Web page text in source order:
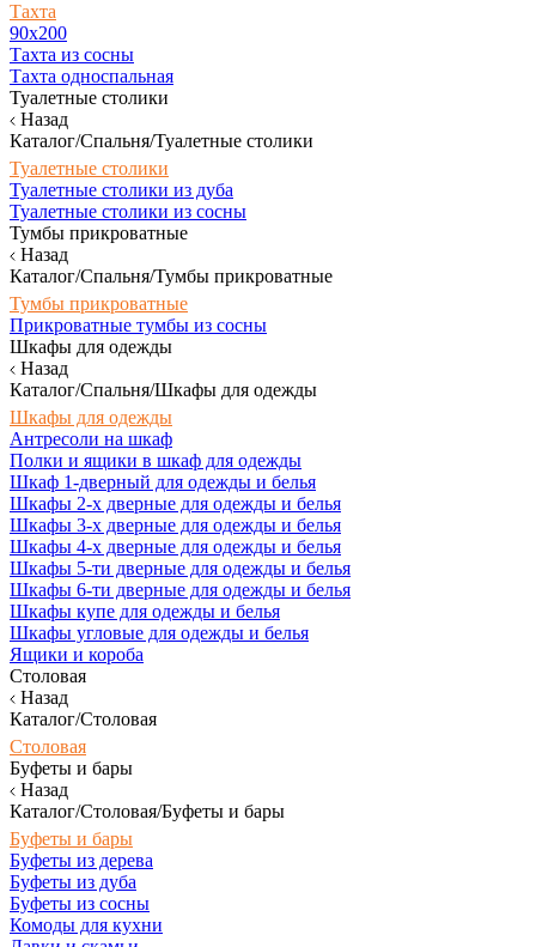
Тахта
90х200
Тахта из сосны
Тахта односпальная
Туалетные столики
Назад
Каталог/Спальня/Туалетные столики
Туалетные столики
Туалетные столики из дуба
Туалетные столики из сосны
Тумбы прикроватные
Назад
Каталог/Спальня/Тумбы прикроватные
Тумбы прикроватные
Прикроватные тумбы из сосны
Шкафы для одежды
Назад
Каталог/Спальня/Шкафы для одежды
Шкафы для одежды
Антресоли на шкаф
Полки и ящики в шкаф для одежды
Шкаф 1-дверный для одежды и белья
Шкафы 2-х дверные для одежды и белья
Шкафы 3-х дверные для одежды и белья
Шкафы 4-х дверные для одежды и белья
Шкафы 5-ти дверные для одежды и белья
Шкафы 6-ти дверные для одежды и белья
Шкафы купе для одежды и белья
Шкафы угловые для одежды и белья
Ящики и короба
Столовая
Назад
Каталог/Столовая
Столовая
Буфеты и бары
Назад
Каталог/Столовая/Буфеты и бары
Буфеты и бары
Буфеты из дерева
Буфеты из дуба
Буфеты из сосны
Комоды для кухни